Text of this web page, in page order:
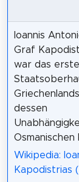
Ioannis
Graf
war das erste
dessen
Osmanischen
Wikipedia:
Kapodistrias